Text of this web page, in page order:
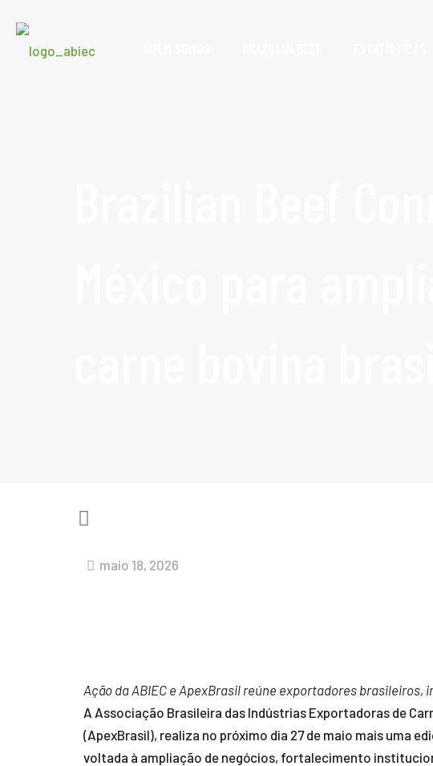
maio 18, 2026
Ação da ABIEC e ApexBrasil reúne exportadores
A Associação Brasileira das Indústrias Exportadoras de
(ApexBrasil), realiza no próximo dia 27 de maio mais uma
voltada à ampliação de negócios, fortalecimento